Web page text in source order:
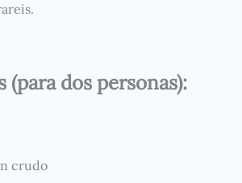
dos personas):
crudo